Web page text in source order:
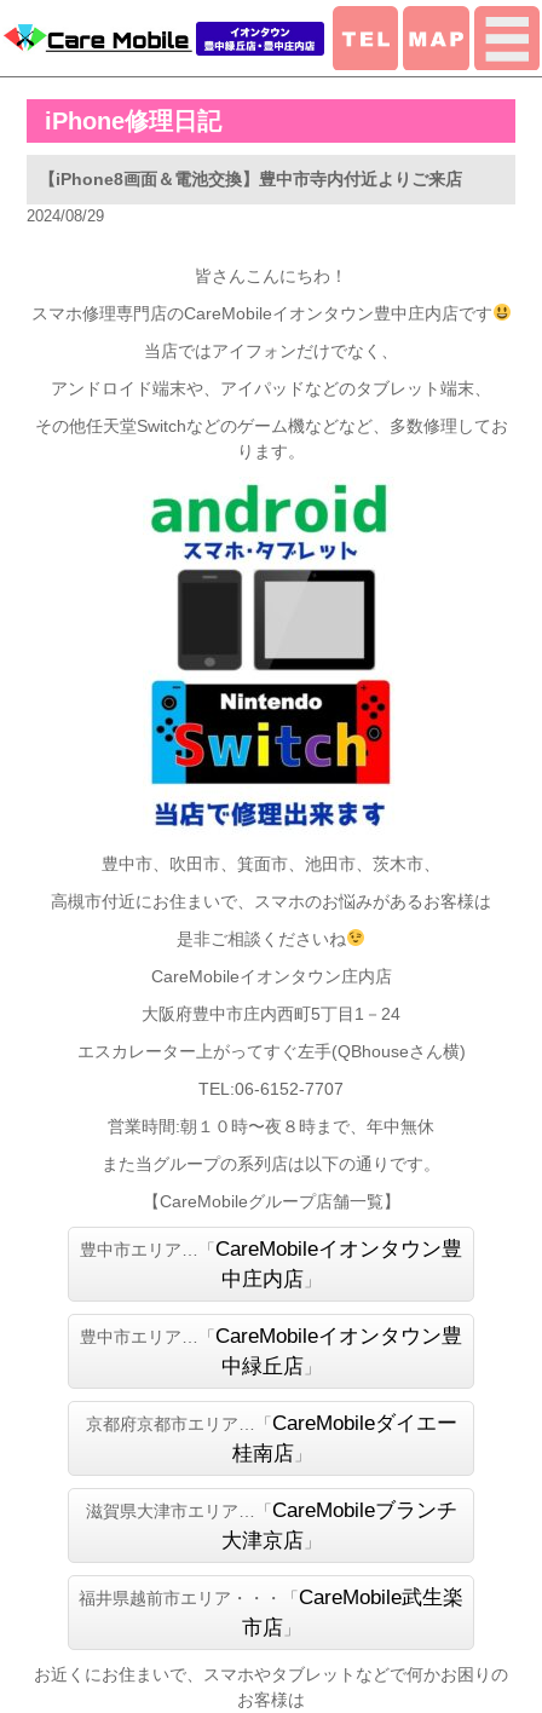
iPhone修理日記
【iPhone8画面＆電池交換】豊中市寺内付近よりご来店
2024/08/29
皆さんこんにちわ！
スマホ修理専門店のCareMobileイオンタウン豊中庄内店です
当店ではアイフォンだけでなく、
アンドロイド端末や、アイパッドなどのタブレット端末、
その他任天堂Switchなどのゲーム機などなど、多数修理してお
ります。
豊中市、吹田市、箕面市、池田市、茨木市、
高槻市付近にお住まいで、スマホのお悩みがあるお客様は
是非ご相談くださいね
CareMobileイオンタウン庄内店
大阪府豊中市庄内西町5丁目1－24
エスカレーター上がってすぐ左手(QBhouseさん横)
TEL:06-6152-7707
営業時間:朝１０時〜夜８時まで、年中無休
また当グループの系列店は以下の通りです。
【CareMobileグループ店舗一覧】
豊中市エリア…「 CareMobileイオンタウン豊
中庄内店 」
豊中市エリア…「 CareMobileイオンタウン豊
中緑丘店 」
京都府京都市エリア…「 CareMobileダイエー
桂南店 」
滋賀県大津市エリア…「 CareMobileブランチ
大津京店 」
福井県越前市エリア・・・「 CareMobile武生楽
市店 」
お近くにお住まいで、スマホやタブレットなどで何かお困りの
お客様は